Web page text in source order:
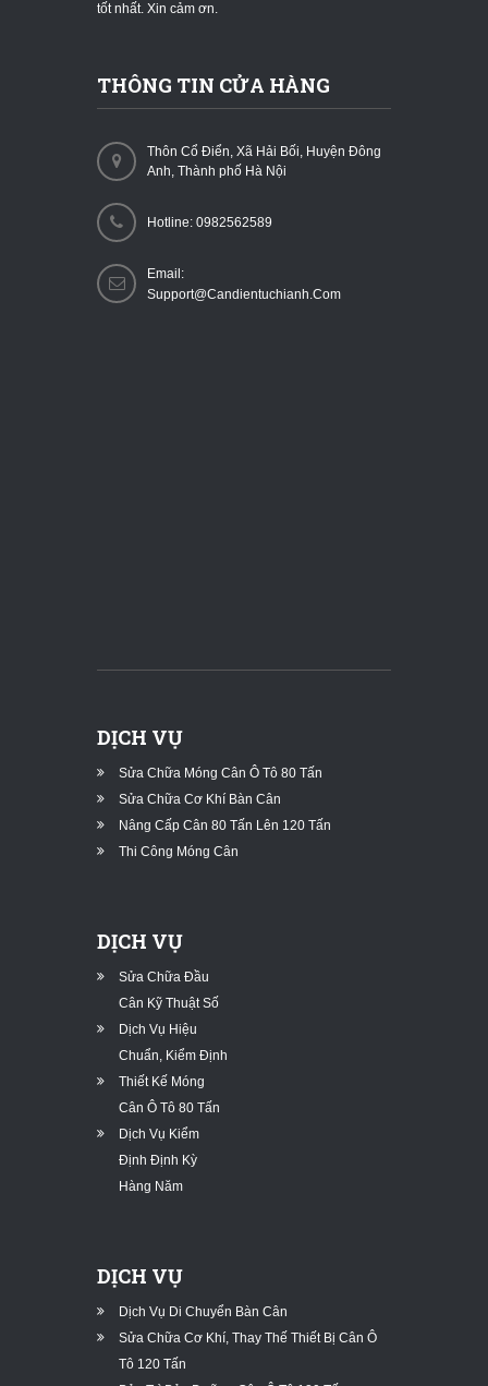
tốt nhất. Xin cảm ơn.
THÔNG TIN CỬA HÀNG
Thôn Cổ Điển, Xã Hải Bối, Huyện Đông
Anh, Thành phố Hà Nội
Hotline: 0982562589
Email:
Support@candientuchianh.com
DỊCH VỤ
Sửa Chữa Móng Cân Ô Tô 80 Tấn
Sửa Chữa Cơ Khí Bàn Cân
Nâng Cấp Cân 80 Tấn Lên 120 Tấn
Thi Công Móng Cân
DỊCH VỤ
Sửa Chữa Đầu
Cân Kỹ Thuật Số
Dịch Vụ Hiệu
Chuẩn, Kiểm Định
Thiết Kế Móng
Cân Ô Tô 80 Tấn
Dịch Vụ Kiểm
Định Định Kỳ
Hàng Năm
DỊCH VỤ
Dịch Vụ Di Chuyển Bàn Cân
Sửa Chữa Cơ Khí, Thay Thế Thiết Bị Cân Ô
Tô 120 Tấn